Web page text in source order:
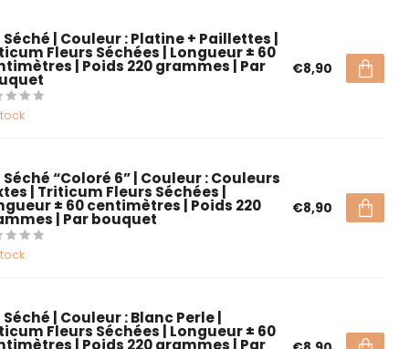
Séché | Couleur : Platine + Paillettes |
Fleurs Séchées | Longueur ± 60
| Poids 220 grammes | Par €8,90
Séché “Coloré 6” | Couleur : Couleurs
| Triticum Fleurs Séchées |
± 60 centimètres | Poids 220
| Par bouquet
€8,90
Séché | Couleur : Blanc Perle |
Fleurs Séchées | Longueur ± 60
| Poids 220 grammes | Par